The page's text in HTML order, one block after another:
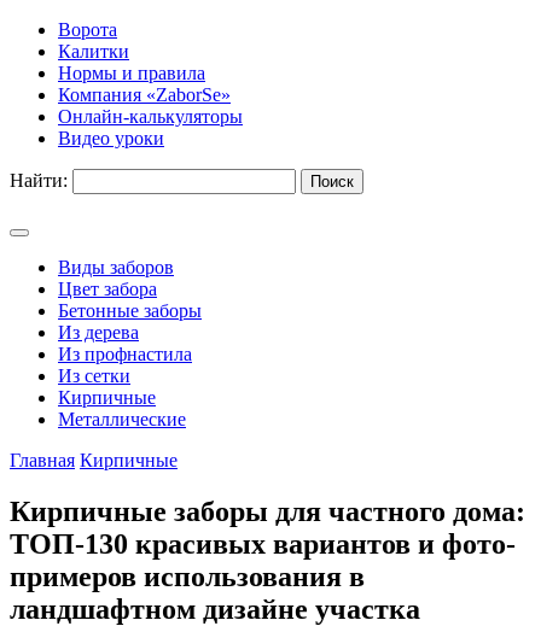
Ворота
Калитки
Нормы и правила
Компания «ZaborSe»
Онлайн-калькуляторы
Видео уроки
Найти:
Виды заборов
Цвет забора
Бетонные заборы
Из дерева
Из профнастила
Из сетки
Кирпичные
Металлические
Главная Кирпичные
Кирпичные заборы для частного дома:
ТОП-130 красивых вариантов и фото-
примеров использования в
ландшафтном дизайне участка